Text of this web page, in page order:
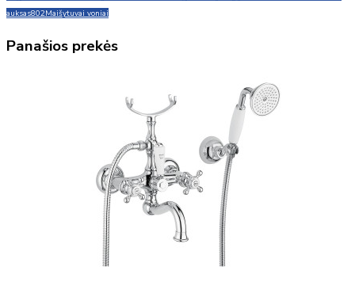
auksas802Maišytuvai voniai
Panašios prekės